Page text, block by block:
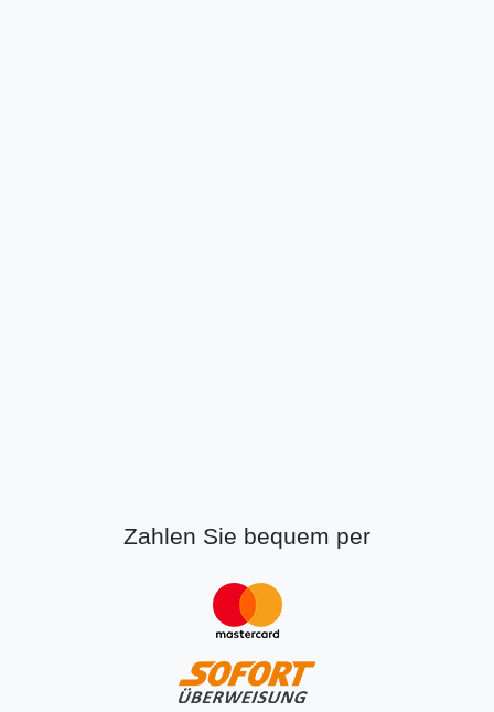
Zahlen Sie bequem per